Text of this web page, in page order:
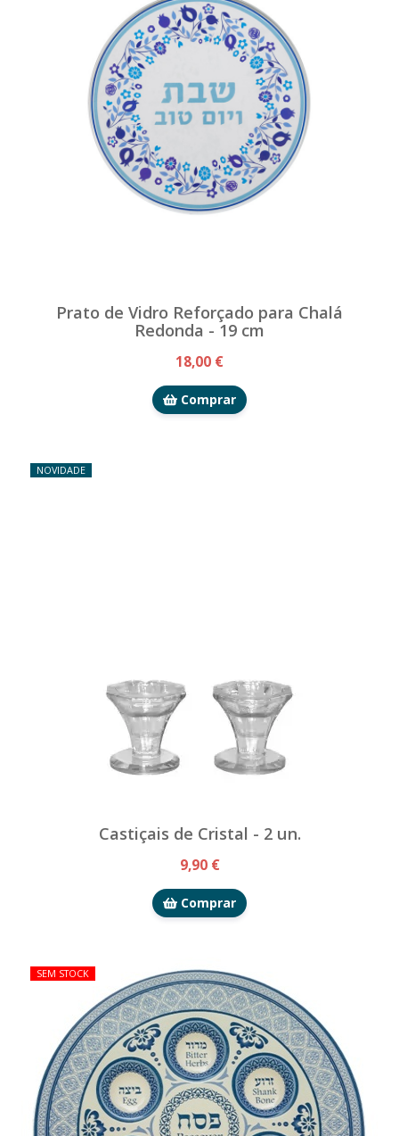
Prato de Vidro Reforçado para Chalá
Redonda - 19 cm
18,00 €
Comprar
NOVIDADE
Castiçais de Cristal - 2 un.
9,90 €
Comprar
SEM STOCK